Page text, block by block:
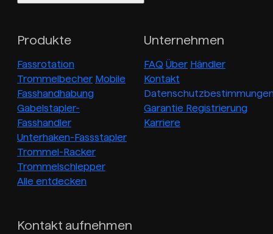
Produkte
Fassrotation
Trommelbecher Mobile
Fasshandhabung
Gabelstapler-
Fasshandler
Unterhaken-Fassstapler
Trommel-Racker
Trommelschlepper
Alle entdecken
Unternehmen
FAQ Über Händler
Kontakt
Garantie Registrierung
Karriere
Kontakt aufnehmen